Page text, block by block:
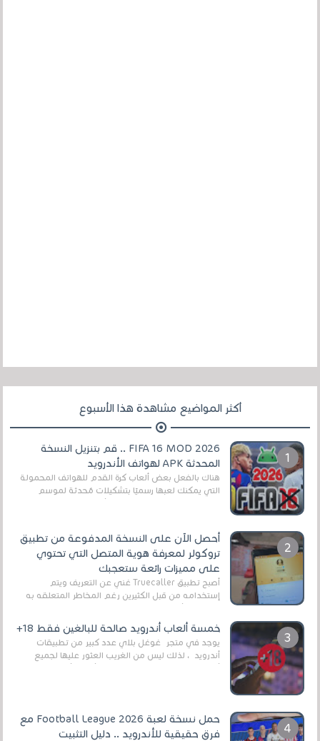
أكثر المواضيع مشاهدة هذا الأسبوع
FIFA 16 MOD 2026 .. قم بتنزيل النسخة
المحدثة APK لهواتف الأندرويد
هناك بالفعل بعض ألعاب كرة القدم للهواتف المحمولة
التي يمكنك لعبها رسميًا بتشكيلات مُحدثة لموسم
أحصل الآن على النسخة المدفوعة من تطبيق
تروكولر لمعرفة هوية المتصل التي تحتوي
على مميزات رائعة ستعجبك
أصبح تطبيق Truecaller غني عن التعريف ويتم
إستخدامه من قبل الكثيرين رغم المخاطر المتعلقه به
خمسة ألعاب أندرويد صالحة للبالغين فقط 18+
يوجد في متجر غوغل بلاي عدد كبير من تطبيقات
أندرويد ، لذلك ليس من الغريب العثور عليها لجميع
حمل نسخة لعبة Football League 2026 مع
فرق حقيقية للأندرويد .. دليل التثبيت